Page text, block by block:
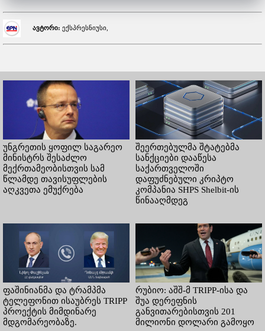
ავტორი: ექსპრესნიუსი,
უნგრეთის ყოფილ საგარეო
მინისტრს შესაძლო
მექრთამეობისთვის სამ
წლამდე თავისუფლების
აღკვეთა ემუქრება
შეერთებულმა შტატებმა
სანქციები დააწესა
საქართველოში
დაფუძნებული კრიპტო
კომპანია SHPS Shelbit-ის
წინააღმდეგ
ფაშინიანმა და ტრამპმა
ტელეფონით ისაუბრეს TRIPP
პროექტის მიმდინარე
მდგომარეობაზე.
რუბიო: აშშ-მ TRIPP-ისა და
შუა დერეფნის
განვითარებისთვის 201
მილიონი დოლარი გამოყო